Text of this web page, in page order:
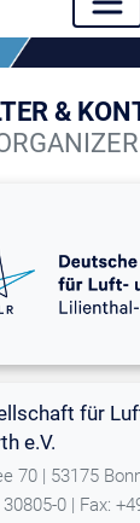
&
für
e.V.
70 | 53175
0 | Fax: